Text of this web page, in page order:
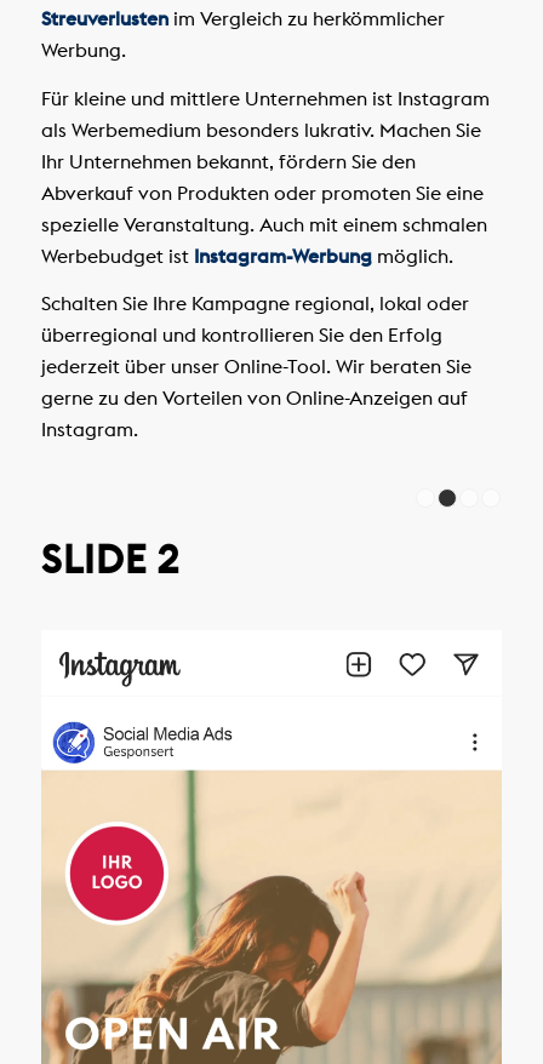
Streuverlustenim Vergleich zu herkömmlicher
Werbung.
Für kleine und mittlere Unternehmen ist Instagram
als Werbemedium besonders lukrativ. Machen Sie
Ihr Unternehmen bekannt, fördern Sie den
Abverkauf von Produkten oder promoten Sie eine
spezielle Veranstaltung. Auch mit einem schmalen
Werbebudget ist Instagram-Werbungmöglich.
Schalten Sie Ihre Kampagne regional, lokal oder
überregional und kontrollieren Sie den Erfolg
jederzeit über unser Online-Tool. Wir beraten Sie
gerne zu den Vorteilen von Online-Anzeigen auf
Instagram.
SLIDE 2